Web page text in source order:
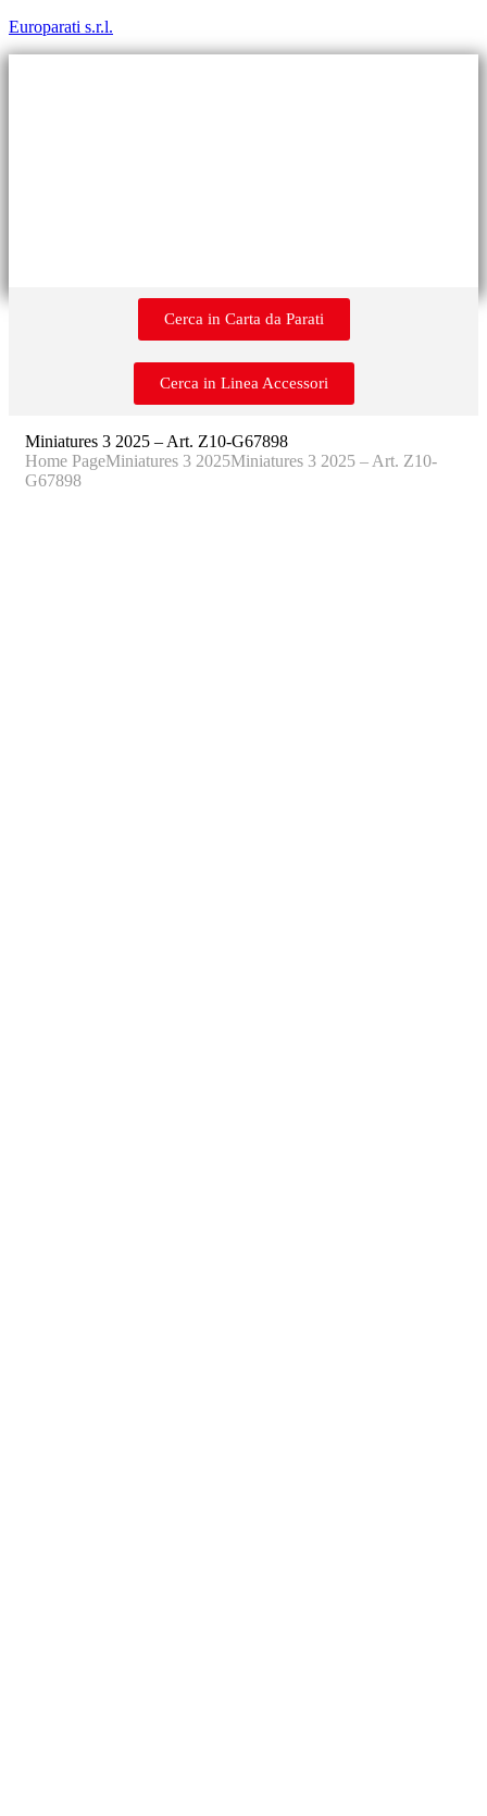
Europarati s.r.l.
Cerca in Carta da Parati
Cerca in Linea Accessori
Miniatures 3 2025 – Art. Z10-G67898
Home PageMiniatures 3 2025Miniatures 3 2025 – Art. Z10-
G67898